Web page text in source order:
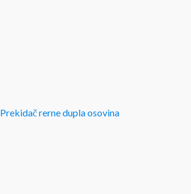
Prekidač rerne dupla osovina